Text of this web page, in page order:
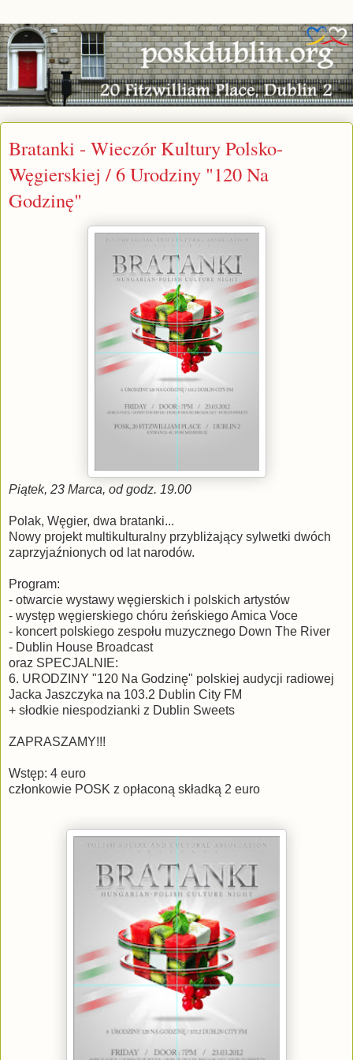
Bratanki - Wieczór Kultury Polsko-
Węgierskiej / 6 Urodziny "120 Na
Godzinę"
Piątek, 23 Marca, od godz. 19.00
Polak, Węgier, dwa bratanki...
Nowy projekt multikulturalny przybliżający sylwetki dwóch
zaprzyjaźnionych od lat narodów.
Program:
- otwarcie wystawy węgierskich i polskich artystów
- występ węgierskiego chóru żeńskiego Amica Voce
- koncert polskiego zespołu muzycznego Down The River
- Dublin House Broadcast
oraz SPECJALNIE:
6. URODZINY "120 Na Godzinę" polskiej audycji radiowej
Jacka Jaszczyka na 103.2 Dublin City FM
+ słodkie niespodzianki z Dublin Sweets
ZAPRASZAMY!!!
Wstęp: 4 euro
członkowie POSK z opłaconą składką 2 euro